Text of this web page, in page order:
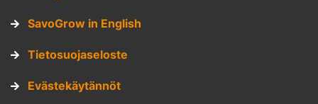
SavoGrow in English
Tietosuojaseloste
Evästekäytännöt